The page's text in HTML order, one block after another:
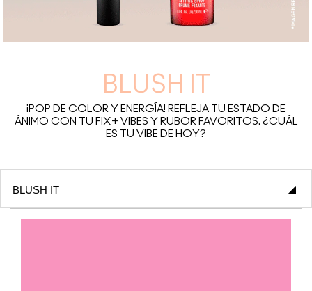
BLUSH IT
¡POP DE COLOR Y ENERGÍA! REFLEJA TU ESTADO DE
ÁNIMO CON TU FIX+ VIBES Y RUBOR FAVORITOS. ¿CUÁL
ES TU VIBE DE HOY?